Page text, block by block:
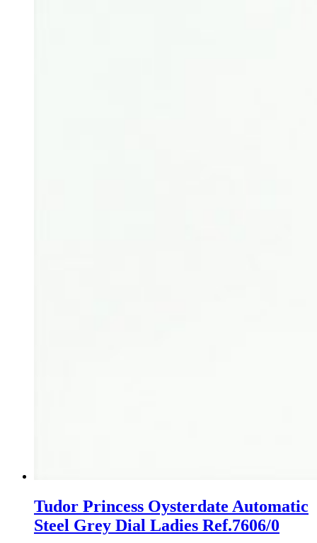
Tudor Princess Oysterdate Automatic
Steel Grey Dial Ladies Ref.7606/0